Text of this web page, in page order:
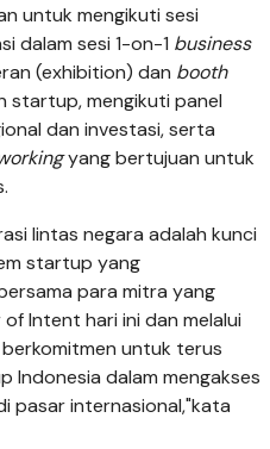
untuk mengikuti sesi
dalam sesi 1-on-1 business
(exhibition) dan booth
startup, mengikuti panel
dan investasi, serta
yang bertujuan untuk
lintas negara adalah kunci
startup yang
para mitra yang
Intent hari ini dan melalui
berkomitmen untuk terus
Indonesia dalam mengakses
pasar internasional,"kata